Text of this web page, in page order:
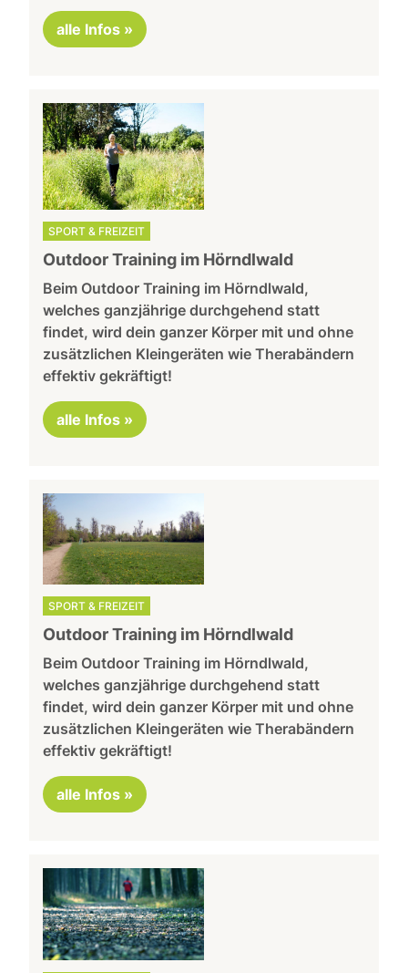
alle Infos »
SPORT & FREIZEIT
Outdoor Training im Hörndlwald
Beim Outdoor Training im Hörndlwald,
welches ganzjährige durchgehend statt
findet, wird dein ganzer Körper mit und ohne
zusätzlichen Kleingeräten wie Therabändern
effektiv gekräftigt!
alle Infos »
SPORT & FREIZEIT
Outdoor Training im Hörndlwald
Beim Outdoor Training im Hörndlwald,
welches ganzjährige durchgehend statt
findet, wird dein ganzer Körper mit und ohne
zusätzlichen Kleingeräten wie Therabändern
effektiv gekräftigt!
alle Infos »